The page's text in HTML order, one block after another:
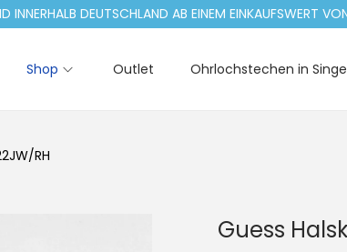
DEUTSCHLAND AB EINEM EINKAUFSWERT VON 49
Shop Outlet Ohrlochstechen in
RH
Guess